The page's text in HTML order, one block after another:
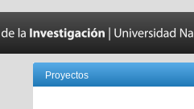
Proyectos